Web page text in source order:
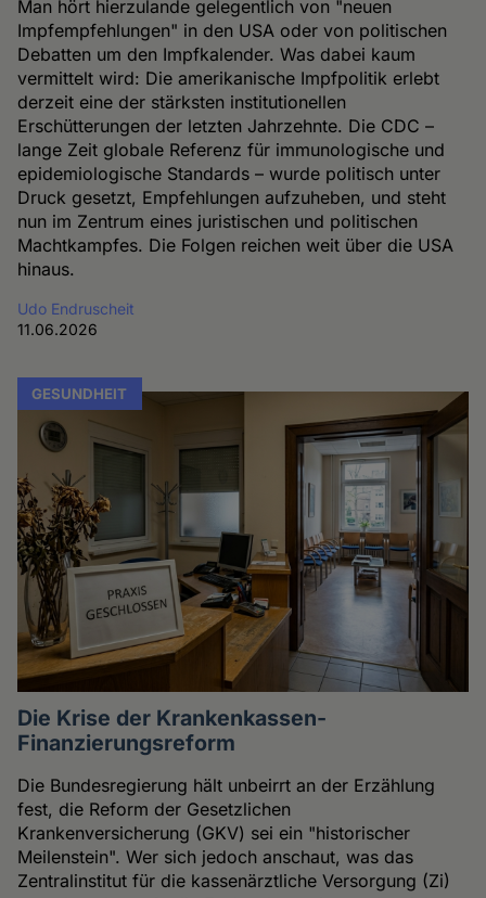
Man hört hierzulande gelegentlich von "neuen
Impfempfehlungen" in den USA oder von politischen
Debatten um den Impfkalender. Was dabei kaum
vermittelt wird: Die amerikanische Impfpolitik erlebt
derzeit eine der stärksten institutionellen
Erschütterungen der letzten Jahrzehnte. Die CDC –
lange Zeit globale Referenz für immunologische und
epidemiologische Standards – wurde politisch unter
Druck gesetzt, Empfehlungen aufzuheben, und steht
nun im Zentrum eines juristischen und politischen
Machtkampfes. Die Folgen reichen weit über die USA
hinaus.
Udo Endruscheit
11.06.2026
GESUNDHEIT
Die Krise der Krankenkassen-
Finanzierungsreform
Die Bundesregierung hält unbeirrt an der Erzählung
fest, die Reform der Gesetzlichen
Krankenversicherung (GKV) sei ein "historischer
Meilenstein". Wer sich jedoch anschaut, was das
Zentralinstitut für die kassenärztliche Versorgung (Zi)